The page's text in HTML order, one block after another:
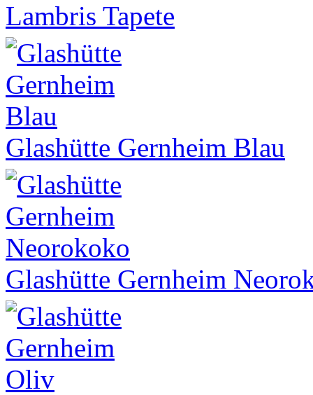
Lambris Tapete
Glashütte Gernheim Blau
Glashütte Gernheim